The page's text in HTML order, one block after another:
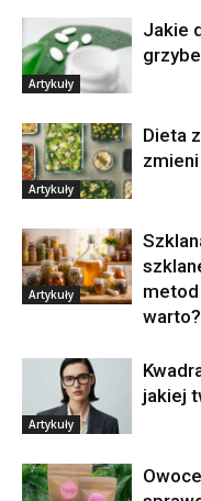
Artykuły
Jakie
Artykuły
Dieta
Artykuły
warto?
Artykuły
jakiej